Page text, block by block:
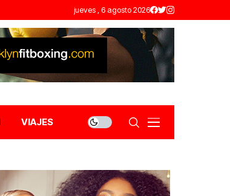
jueves , 6 agosto 2026
VIAJES